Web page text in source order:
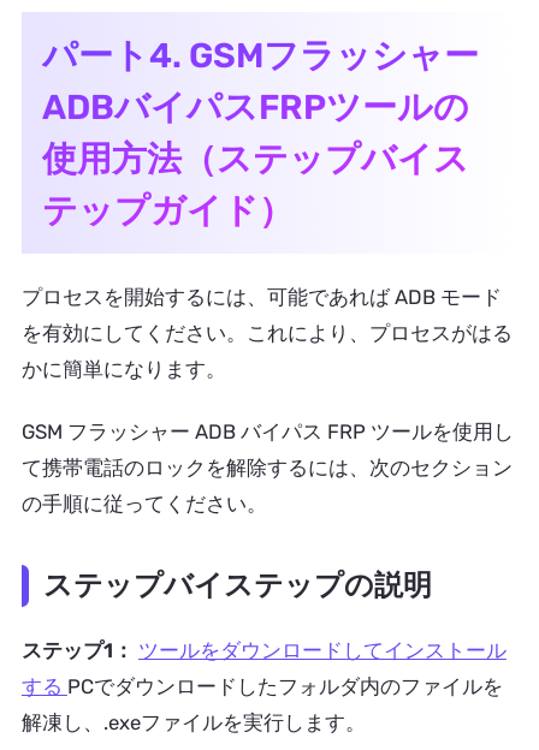
パート4. GSMフラッシャー
ADBバイパスFRPツールの
使用方法（ステップバイス
テップガイド）
プロセスを開始するには、可能であれば ADB モード
を有効にしてください。これにより、プロセスがはる
かに簡単になります。
GSM フラッシャー ADB バイパス FRP ツールを使用し
て携帯電話のロックを解除するには、次のセクション
の手順に従ってください。
ステップバイステップの説明
ステップ1： ツールをダウンロードしてインストール
する PCでダウンロードしたフォルダ内のファイルを
解凍し、.exeファイルを実行します。